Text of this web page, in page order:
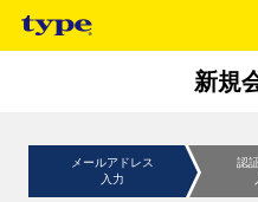
新規
メールアドレス
入力
認